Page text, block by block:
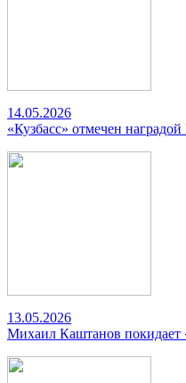
14.05.2026
«Кузбасс» отмечен
13.05.2026
Михаил Каштанов покидает